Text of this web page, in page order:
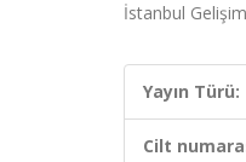
İstanbul
Yayın Türü:
Cilt